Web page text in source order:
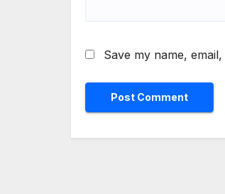
Save my name,